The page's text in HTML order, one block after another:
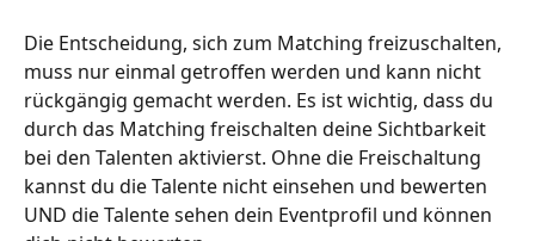
Die Entscheidung, sich zum Matching freizuschalten,
muss nur einmal getroffen werden und kann nicht
rückgängig gemacht werden. Es ist wichtig, dass du
durch das Matching freischalten deine Sichtbarkeit
bei den Talenten aktivierst. Ohne die Freischaltung
kannst du die Talente nicht einsehen und bewerten
UND die Talente sehen dein Eventprofil und können